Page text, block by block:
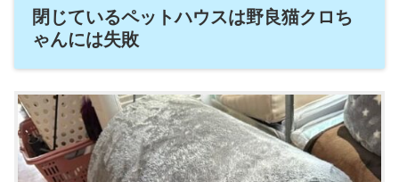
閉じているペットハウスは野良猫クロち
ゃんには失敗